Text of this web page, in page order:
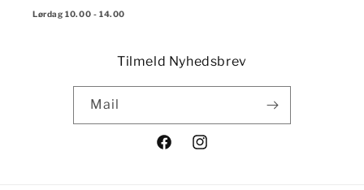
Lørdag 10.00 - 14.00
Tilmeld Nyhedsbrev
Mail
FacebookInstagram